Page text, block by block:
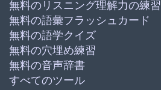
無料のリスニング理解力の練習
無料の語彙フラッシュカード
無料の語学クイズ
無料の穴埋め練習
無料の音声辞書
すべてのツール